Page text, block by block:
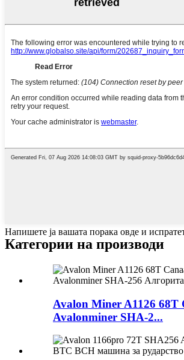
Напишете ја вашата порака овде и
Категории на производи
Avalon Miner A1126 68T
Avalonminer SHA-2...